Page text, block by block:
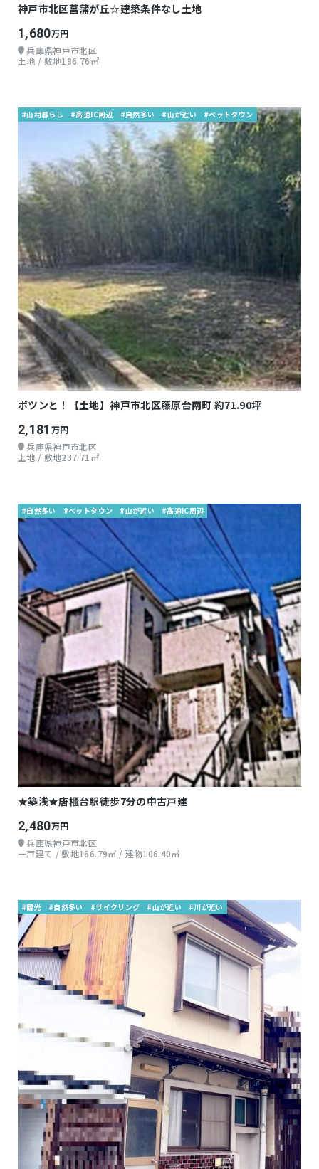
神戸市北区菖蒲が丘☆建築条件なし土地
1,680万円
兵庫県神戸市北区
土地 / 敷地186.76㎡
#山村暮らし #高速IC周辺 #自然多い #山が近い #ベットタウン
ポツンと！【土地】神戸市北区藤原台南町 約71.90坪
2,181 万円
兵庫県神戸市北区
土地 / 敷地237.71㎡
#自然多い #ベットタウン #山が近い #高速IC周辺
★築浅★唐櫃台駅徒歩7分の中古戸建
2,480万円
兵庫県神戸市北区
一戸建て / 敷地166.79㎡ / 建物106.40㎡
#観光 #自然多い #サイクリング #山が近い #川が近い